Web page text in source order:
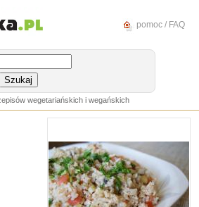
pomoc / FAQ
wegetariańskich i wegańskich